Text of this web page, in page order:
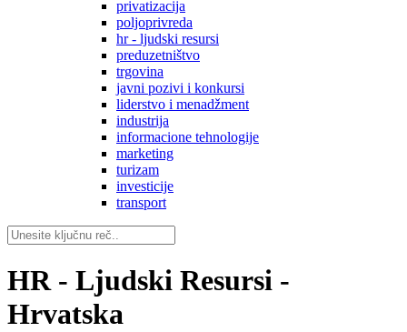
privatizacija
poljoprivreda
hr - ljudski resursi
preduzetništvo
trgovina
javni pozivi i konkursi
liderstvo i menadžment
industrija
informacione tehnologije
marketing
turizam
investicije
transport
HR - Ljudski Resursi -
Hrvatska